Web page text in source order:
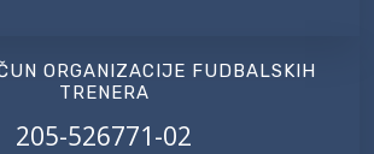
ORGANIZACIJE FUDBALSKIH
TRENERA
205-526771-02